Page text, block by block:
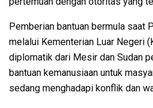
Pemberian bantuan bermula saat
melalui Kementerian Luar Negeri
diplomatik dari Mesir dan Sudan
bantuan kemanusiaan untuk
sedang menghadapi konflik dan